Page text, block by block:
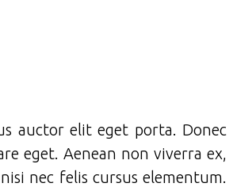
auctor elit eget porta. Donec
eget. Aenean non viverra ex,
nec felis cursus elementum.